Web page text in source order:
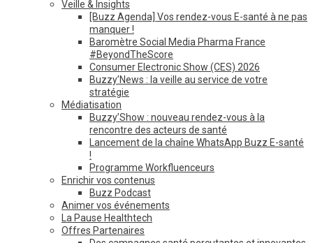
Veille & Insights
[Buzz Agenda] Vos rendez-vous E-santé à ne pas
manquer !
Baromètre Social Media Pharma France
#BeyondTheScore
Consumer Electronic Show (CES) 2026
Buzzy’News : la veille au service de votre
stratégie
Médiatisation
Buzzy’Show : nouveau rendez-vous à la
rencontre des acteurs de santé
Lancement de la chaîne WhatsApp Buzz E-santé
!
Programme Workfluenceurs
Enrichir vos contenus
Buzz Podcast
Animer vos événements
La Pause Healthtech
Offres Partenaires